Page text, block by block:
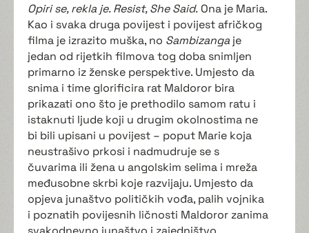
Opiri se, rekla je. Resist, She Said. Ona je Maria.
Kao i svaka druga povijest i povijest afričkog
filma je izrazito muška, no Sambizanga je
jedan od rijetkih filmova tog doba snimljen
primarno iz ženske perspektive. Umjesto da
snima i time glorificira rat Maldoror bira
prikazati ono što je prethodilo samom ratu i
istaknuti ljude koji u drugim okolnostima ne
bi bili upisani u povijest – poput Marie koja
neustrašivo prkosi i nadmudruje se s
čuvarima ili žena u angolskim selima i mreža
međusobne skrbi koje razvijaju. Umjesto da
opjeva junaštvo političkih vođa, palih vojnika
i poznatih povijesnih ličnosti Maldoror zanima